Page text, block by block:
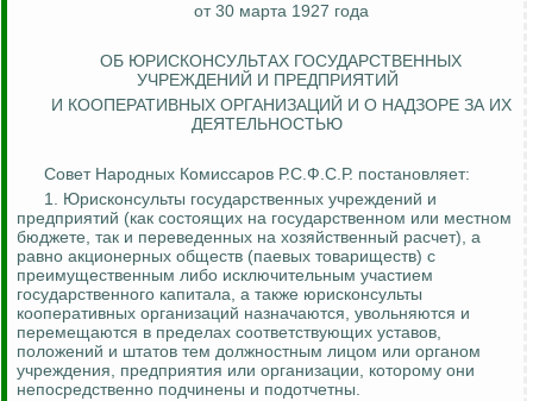
от 30 марта 1927 года
ОБ ЮРИСКОНСУЛЬТАХ ГОСУДАРСТВЕННЫХ
УЧРЕЖДЕНИЙ И ПРЕДПРИЯТИЙ
И КООПЕРАТИВНЫХ ОРГАНИЗАЦИЙ И О НАДЗОРЕ ЗА ИХ
ДЕЯТЕЛЬНОСТЬЮ
Совет Народных Комиссаров Р.С.Ф.С.Р. постановляет:
1. Юрисконсульты государственных учреждений и
предприятий (как состоящих на государственном или местном
бюджете, так и переведенных на хозяйственный расчет), а
равно акционерных обществ (паевых товариществ) с
преимущественным либо исключительным участием
государственного капитала, а также юрисконсульты
кооперативных организаций назначаются, увольняются и
перемещаются в пределах соответствующих уставов,
положений и штатов тем должностным лицом или органом
учреждения, предприятия или организации, которому они
непосредственно подчинены и подотчетны.